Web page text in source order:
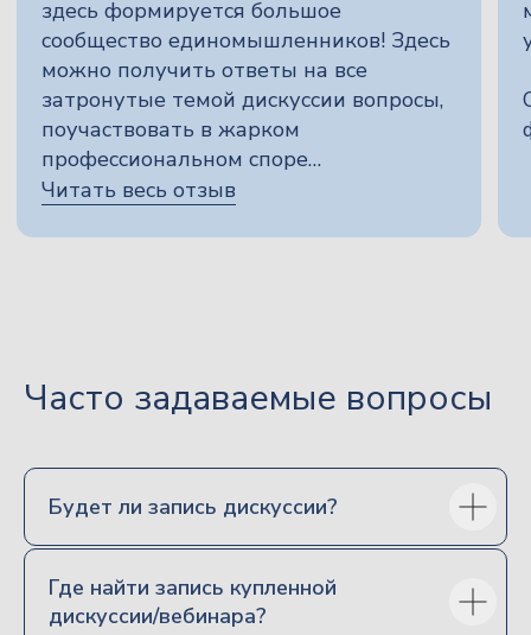
Часто задаваемые вопросы
Будет ли запись дискуссии?
Где найти запись купленной
дискуссии/вебинара?
позвонить
написать на почту
Направления
Семейное право